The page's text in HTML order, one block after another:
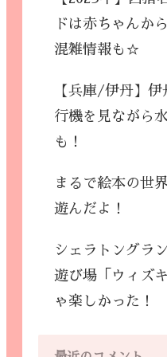
ドは赤ちゃんか
混雑情報も☆
【兵庫/伊丹】
行機を見ながら
も！
まるで絵本の世
遊んだよ！
シェラトングラ
遊び場「ウィズ
ゃ楽しかった！